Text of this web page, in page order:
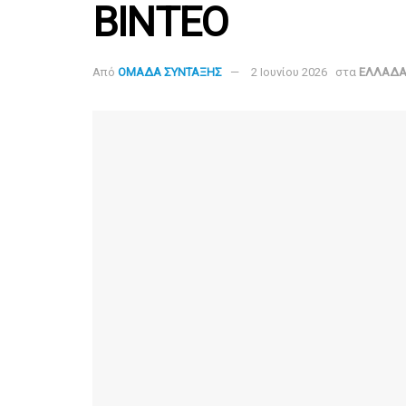
ΒΙΝΤΕΟ
Από ΟΜΑΔΑ ΣΥΝΤΑΞΗΣ 2 Ιουνίου 2026 στα ΕΛΛΑΔΑ